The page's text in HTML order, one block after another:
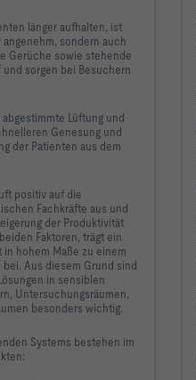
länger aufhalten, ist
sondern auch
Gerüche sowie stehende
sorgen bei Besuchern
Lüftung und
Genesung und
der Patienten aus dem
positiv auf die
Fachkräfte aus und
der Produktivität
Faktoren, trägt ein
hohem Maße zu einem
bei. Aus diesem Grund sind
in sensiblen
Untersuchungsräumen,
besonders wichtig.
Systems bestehen im